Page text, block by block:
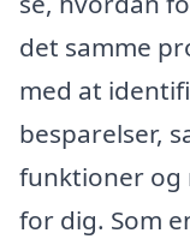
det samme
med at
besparelser,
funktioner og
for dig. Som